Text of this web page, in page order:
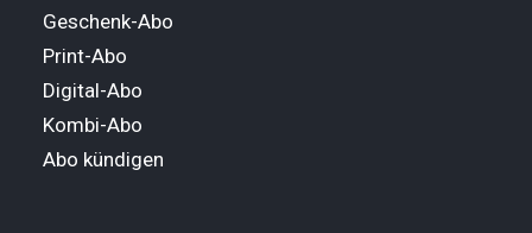
Geschenk-Abo
Print-Abo
Digital-Abo
Kombi-Abo
Abo kündigen